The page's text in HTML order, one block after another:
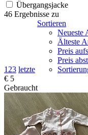
Übergangsjacke
46 Ergebnisse zu
1 23 letzte
Sortieren
Neueste
Älteste
Preis
Preis
€ 5
Gebraucht